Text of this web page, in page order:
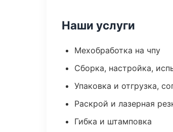
Наши услуги
Мехобработка на чпу
Сборка, настройка,
Упаковка и отгрузка,
Раскрой и лазерная
Гибка и штамповка